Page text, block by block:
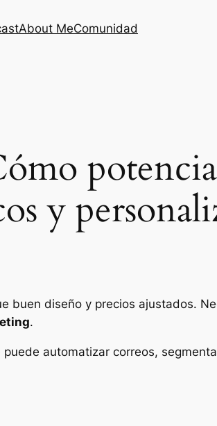
About MeComunidad
y
buen diseño y precios ajustados.
.
puede automatizar correos,